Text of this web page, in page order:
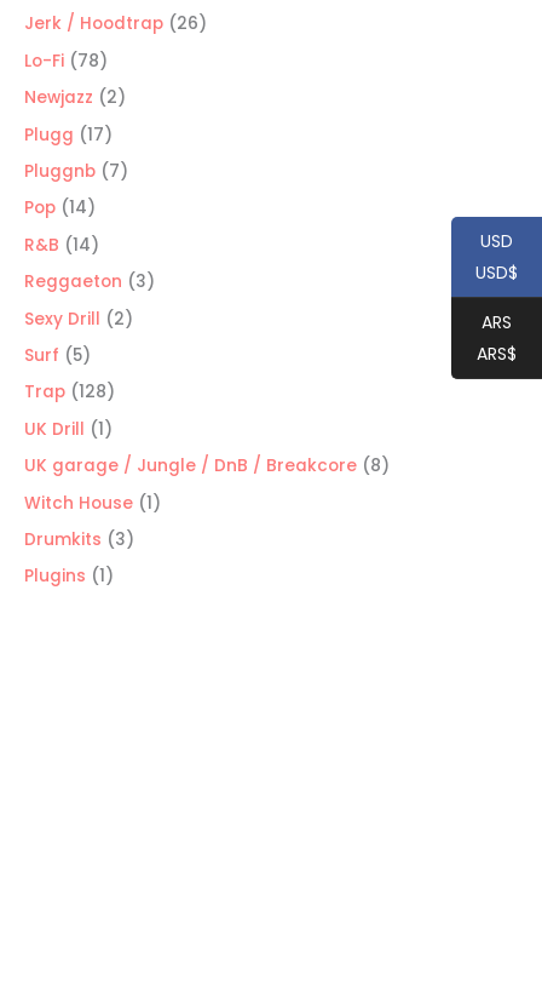
productos
Jerk / Hoodtrap 2626
Lo-Fi 7878
productos
Newjazz 22
Plugg 1717
productos
Pluggnb 77
Pop 1414
productos
R&B 1414
productos
Reggaeton 33
Sexy Drill 22
Surf 55
productos
Trap 128128
productos
UK Drill 11
producto
UK garage / Jungle / DnB / Breakcore 88
Witch House 11
Drumkits 33
Plugins 11
USD
USD$
ARS
ARS$